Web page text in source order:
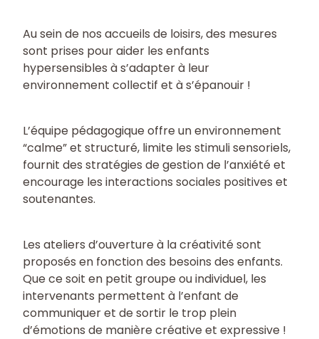
Au sein de nos accueils de loisirs, des mesures
sont prises pour aider les enfants
hypersensibles à s’adapter à leur
environnement collectif et à s’épanouir !
L’équipe pédagogique offre un environnement
“calme” et structuré, limite les stimuli sensoriels,
fournit des stratégies de gestion de l’anxiété et
encourage les interactions sociales positives et
soutenantes.
Les ateliers d’ouverture à la créativité sont
proposés en fonction des besoins des enfants.
Que ce soit en petit groupe ou individuel, les
intervenants permettent à l’enfant de
communiquer et de sortir le trop plein
d’émotions de manière créative et expressive !